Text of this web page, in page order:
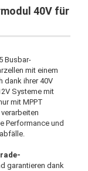
40V für
Busbar-
mit einem
dank ihrer 40V
Systeme mit
mit MPPT
Performance und
garantieren dank